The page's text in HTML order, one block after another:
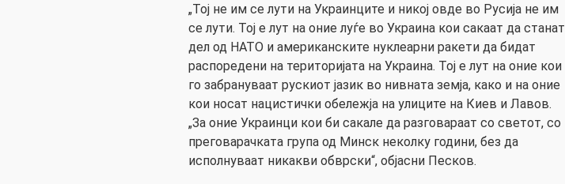
„Тој не им се лути на Украинците и никој овде во Русија не им
се лути. Тој е лут на оние луѓе во Украина кои сакаат да станат
дел од НАТО и американските нуклеарни ракети да бидат
распоредени на територијата на Украина. Тој е лут на оние кои
го забрануваат рускиот јазик во нивната земја, како и на оние
кои носат нацистички обележја на улиците на Киев и Лавов.
„За оние Украинци кои би сакале да разговараат со светот, со
преговарачката група од Минск неколку години, без да
исполнуваат никакви обврски“, објасни Песков.